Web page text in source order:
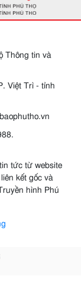
Thông tin và
Việt Trì - tỉnh
tức từ website
kết gốc và
hình Phú